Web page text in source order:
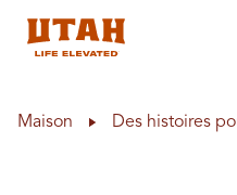
Maison Des histoires